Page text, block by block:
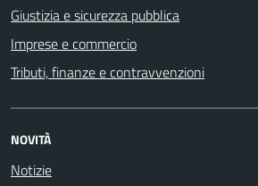
Giustizia e sicurezza pubblica
Imprese e commercio
Tributi, finanze e contravvenzioni
NOVITÀ
Notizie